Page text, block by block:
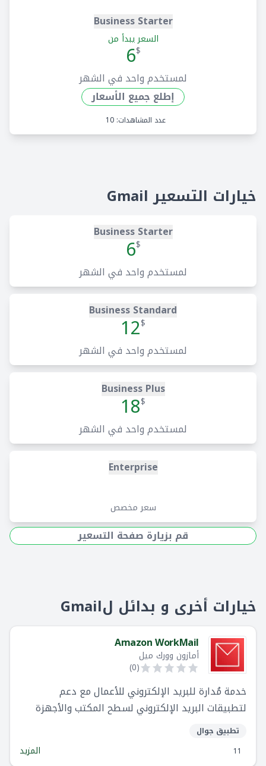
Business Starter
السعر يبدأ من
$
6
لمستخدم واحد في الشهر
إطلع جميع الأسعار
عدد المشاهدات: 10
خيارات التسعير Gmail
Business Starter
$
6
لمستخدم واحد في الشهر
Business Standard
$
12
لمستخدم واحد في الشهر
Business Plus
$
18
لمستخدم واحد في الشهر
Enterprise
سعر مخصص
قم بزيارة صفحة التسعير
خيارات أخرى و بدائل لGmail
Amazon WorkMail
أمازون وورك ميل
(
0
)
خدمة مُدارة للبريد الإلكتروني للأعمال مع دعم
لتطبيقات البريد الإلكتروني لسطح المكتب والأجهزة
المحمولة
تطبيق جوال
11
المزيد